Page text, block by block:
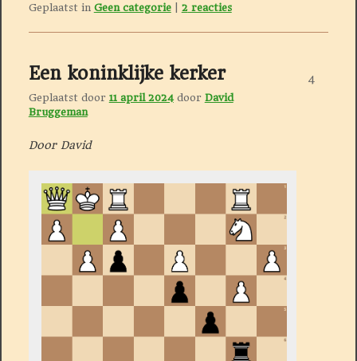
Geplaatst in Geen categorie 2 reacties
Een koninklijke kerker
Geplaatst door 11 april 2024 door David
Bruggeman
4
Door David